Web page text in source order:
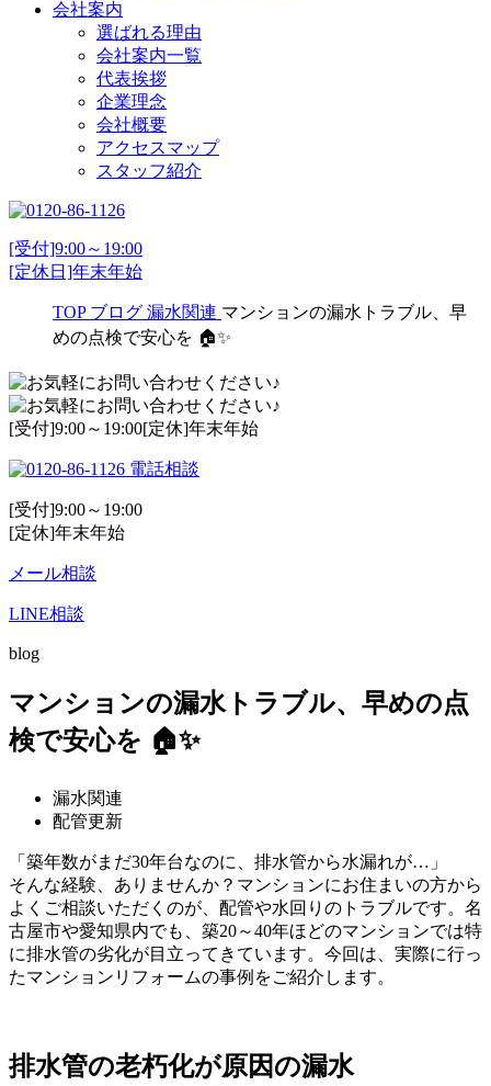
会社案内
選ばれる理由
会社案内一覧
代表挨拶
企業理念
会社概要
アクセスマップ
スタッフ紹介
[受付]9:00～19:00
[定休日]年末年始
TOP ブログ 漏水関連 マンションの漏水トラブル、早
めの点検で安心を 🏠✨
[受付]9:00～19:00[定休]年末年始
電話相談
[受付]9:00～19:00
[定休]年末年始
メール相談
LINE相談
blog
マンションの漏水トラブル、早めの点
検で安心を 🏠✨
漏水関連
配管更新
「築年数がまだ30年台なのに、排水管から水漏れが…」
そんな経験、ありませんか？マンションにお住まいの方から
よくご相談いただくのが、配管や水回りのトラブルです。名
古屋市や愛知県内でも、築20～40年ほどのマンションでは特
に排水管の劣化が目立ってきています。今回は、実際に行っ
たマンションリフォームの事例をご紹介します。
排水管の老朽化が原因の漏水